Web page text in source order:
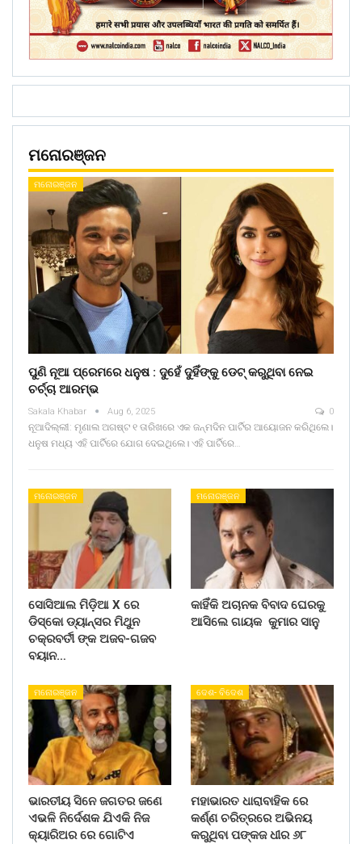
ମନୋରଞ୍ଜନ
ମନୋରଞ୍ଜନ
ପୁଣି ନୂଆ ପ୍ରେମରେ ଧନୁଷ : ଦୁହେଁ ଦୁହିଁଙ୍କୁ ଡେଟ୍ କରୁଥିବା ନେଇ
ଚର୍ଚ୍ଚା ଆରମ୍ଭ
Sakala Khabar Aug 6, 2025 0
ନୂଆଦିଲ୍ଲୀ: ମୃଣାଲ ଅଗଷ୍ଟ ୧ ତାରିଖରେ ଏକ ଜନ୍ମଦିନ ପାର୍ଟିର ଆୟୋଜନ କରିଥିଲେ।
ଧନୁଷ ମଧ୍ୟ ଏହି ପାର୍ଟିରେ ଯୋଗ ଦେଇଥିଲେ। ଏହି ପାର୍ଟିରେ…
ମନୋରଞ୍ଜନ
ସୋସିଆଲ ମିଡ଼ିଆ X ରେ
ଡିସ୍କୋ ଡ୍ୟାନ୍ସର ମିଥୁନ
ଚକ୍ରବର୍ତୀ ଙ୍କ ଅଜବ-ଗଜବ
ବୟାନ…
ମନୋରଞ୍ଜନ
କାହିଁକି ଅଚାନକ ବିବାଦ ଘେରକୁ
ଆସିଲେ ଗାୟକ କୁମାର ସାନୁ
ମନୋରଞ୍ଜନ
ଭାରତୀୟ ସିନେ ଜଗତର ଜଣେ
ଏଭଳି ନିର୍ଦେଶକ ଯିଏକି ନିଜ
କ୍ୟାରିଅର ରେ ଗୋଟିଏ
ଦେଶ- ବିଦେଶ
ମହାଭାରତ ଧାରାବାହିକ ରେ
କର୍ଣ୍ଣ ଚରିତ୍ରରେ ଅଭିନୟ
କରୁଥିବା ପଙ୍କଜ ଧୀର ୬୮